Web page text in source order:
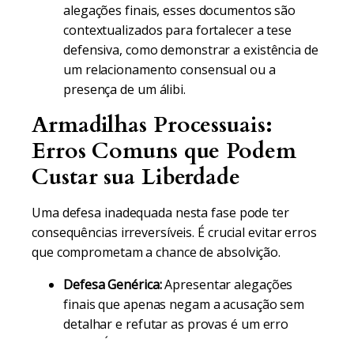
alegações finais, esses documentos são
contextualizados para fortalecer a tese
defensiva, como demonstrar a existência de
um relacionamento consensual ou a
presença de um álibi.
Armadilhas Processuais:
Erros Comuns que Podem
Custar sua Liberdade
Uma defesa inadequada nesta fase pode ter
consequências irreversíveis. É crucial evitar erros
que comprometam a chance de absolvição.
Defesa Genérica:Apresentar alegações
finais que apenas negam a acusação sem
detalhar e refutar as provas é um erro